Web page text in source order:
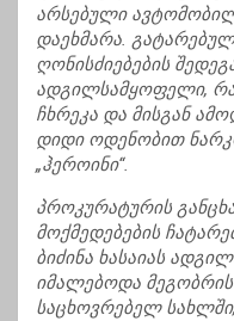
არსებული
დაეხმარა.
ღონისძიებების
ადგილსამყოფელი,
ჩხრეკა და მისგან
დიდი ოდენობით
„ჰეროინი“.
პროკურატურის
მოქმედებების
ბიძინა ხასაიას
იმალებოდა
საცხოვრებელ